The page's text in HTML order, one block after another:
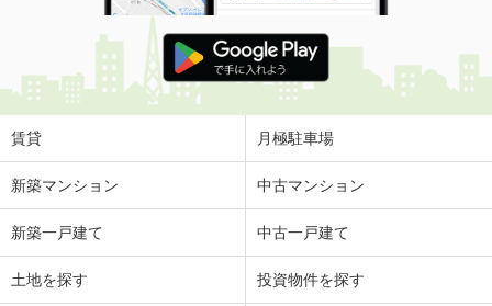
賃貸 月極駐車場
新築マンション 中古マンション
新築一戸建て 中古一戸建て
土地を探す 投資物件を探す